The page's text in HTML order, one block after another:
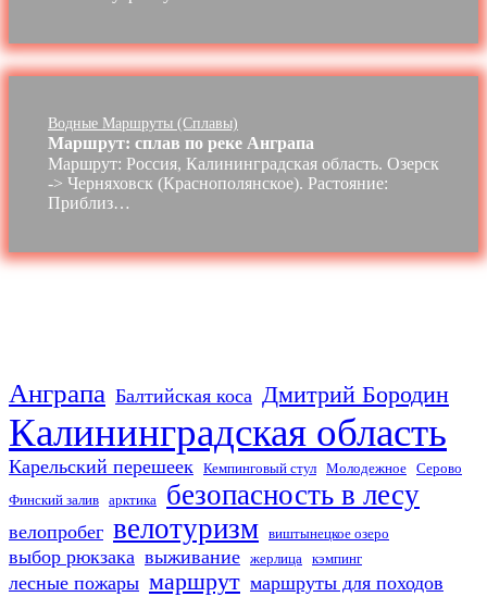
Водные Маршруты (сплавы)
Маршрут: сплав по реке Анграпа
Маршрут: Россия, Калининградская область. Озерск
-> Черняховск (Краснополянское). Растояние:
Приблиз…
Анграпа Балтийская коса Дмитрий Бородин
Калининградская область
Карельский перешеек Кемпинговый стул Молодежное Серово
Финский залив арктика безопасность в лесу
велопробег велотуризм виштынецкое озеро
выбор рюкзака выживание жерлица кэмпинг
лесные пожары маршрут маршруты для походов